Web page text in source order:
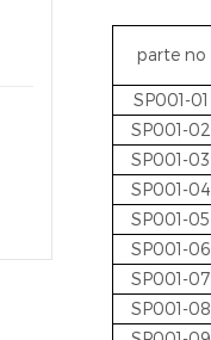
parte no
SP001-01
SP001-02
SP001-03
SP001-04
SP001-05
SP001-06
SP001-07
SP001-08